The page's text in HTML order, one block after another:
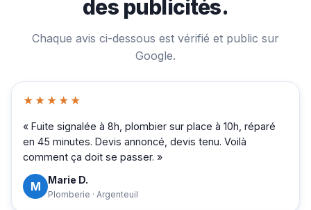
des publicités.
Chaque avis ci-dessous est vérifié et public sur
Google.
★★★★★
« Fuite signalée à 8h, plombier sur place à 10h, réparé
en 45 minutes. Devis annoncé, devis tenu. Voilà
comment ça doit se passer. »
M Marie D.
Plomberie · Argenteuil